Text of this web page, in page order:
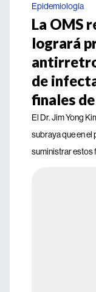
Epidemiología
La OMS
logrará
de
finales
El Dr. Jim Yong
subraya que en el
suministrar